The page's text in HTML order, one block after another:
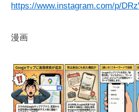
https://www.instagram.com/p/
漫画